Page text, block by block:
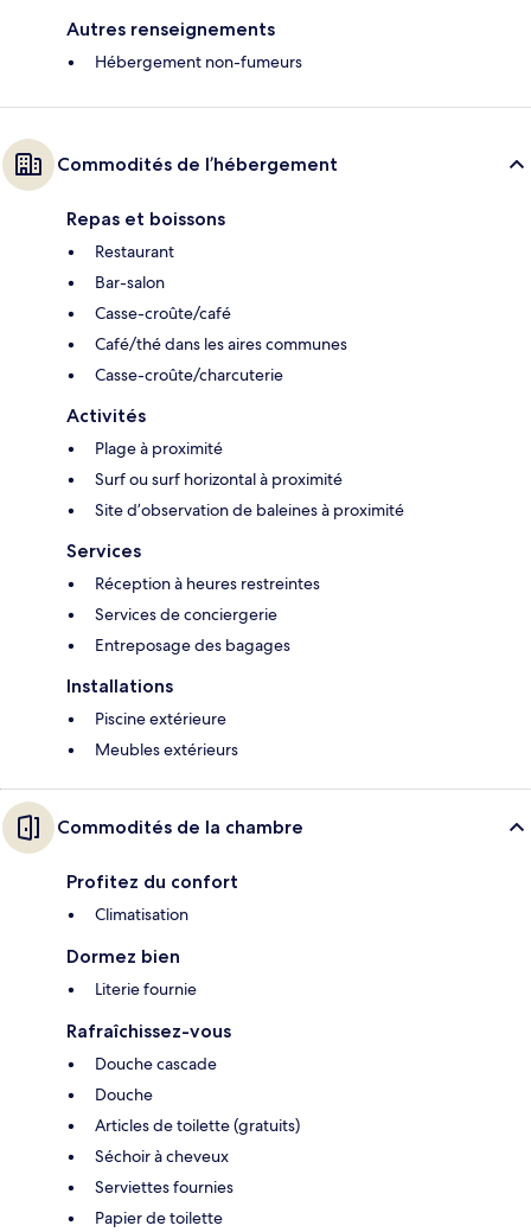
Autres renseignements
Hébergement non-fumeurs
Commodités de l’hébergement
Repas et boissons
Restaurant
Bar-salon
Casse-croûte/café
Café/thé dans les aires communes
Casse-croûte/charcuterie
Activités
Plage à proximité
Surf ou surf horizontal à proximité
Site d’observation de baleines à proximité
Services
Réception à heures restreintes
Services de conciergerie
Entreposage des bagages
Installations
Piscine extérieure
Meubles extérieurs
Commodités de la chambre
Profitez du confort
Climatisation
Dormez bien
Literie fournie
Rafraîchissez-vous
Douche cascade
Douche
Articles de toilette (gratuits)
Séchoir à cheveux
Serviettes fournies
Papier de toilette